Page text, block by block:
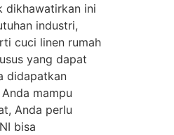
dikhawatirkan ini
industri,
cuci linen rumah
yang dapat
didapatkan
mampu
Anda perlu
bisa